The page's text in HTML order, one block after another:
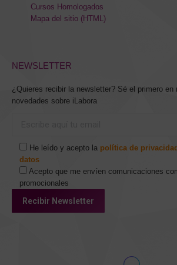
Cursos Homologados
Mapa del sitio (HTML)
NEWSLETTER
¿Quieres recibir la newsletter? Sé el primero en
novedades sobre iLabora
He leído y acepto la política de
datos
Acepto que me envíen comunicaciones
promocionales